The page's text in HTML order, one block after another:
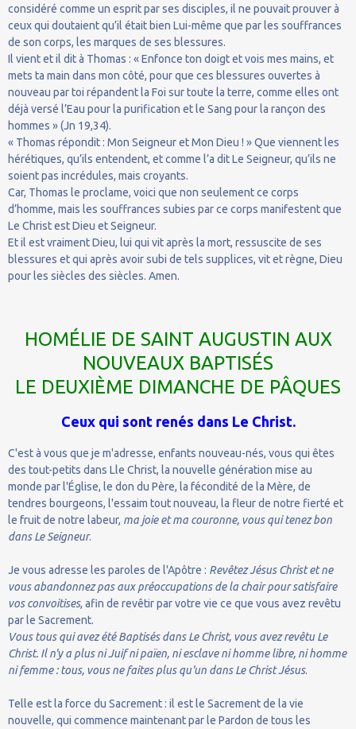
considéré comme un esprit par ses disciples, il ne pouvait prouver à
ceux qui doutaient qu’il était bien Lui-même que par les souffrances
de son corps, les marques de ses blessures.
Il vient et il dit à Thomas : « Enfonce ton doigt et vois mes mains, et
mets ta main dans mon côté, pour que ces blessures ouvertes à
nouveau par toi répandent la Foi sur toute la terre, comme elles ont
déjà versé l’Eau pour la purification et le Sang pour la rançon des
hommes » (Jn 19,34).
« Thomas répondit : Mon Seigneur et Mon Dieu ! » Que viennent les
hérétiques, qu’ils entendent, et comme l’a dit Le Seigneur, qu’ils ne
soient pas incrédules, mais croyants.
Car, Thomas le proclame, voici que non seulement ce corps
d’homme, mais les souffrances subies par ce corps manifestent que
Le Christ est Dieu et Seigneur.
Et il est vraiment Dieu, lui qui vit après la mort, ressuscite de ses
blessures et qui après avoir subi de tels supplices, vit et règne, Dieu
pour les siècles des siècles. Amen.
HOMÉLIE DE SAINT AUGUSTIN AUX
NOUVEAUX BAPTISÉS
LE DEUXIÈME DIMANCHE DE PÂQUES
Ceux qui sont renés dans Le Christ.
C'est à vous que je m'adresse, enfants nouveau-nés, vous qui êtes
des tout-petits dans Lle Christ, la nouvelle génération mise au
monde par l'Église, le don du Père, la fécondité de la Mère, de
tendres bourgeons, l'essaim tout nouveau, la fleur de notre fierté et
le fruit de notre labeur, ma joie et ma couronne, vous qui tenez bon
dans Le Seigneur.
Je vous adresse les paroles de l'Apôtre : Revêtez Jésus Christ et ne
vous abandonnez pas aux préoccupations de la chair pour satisfaire
vos convoitises, afin de revêtir par votre vie ce que vous avez revêtu
par le Sacrement.
Vous tous qui avez été Baptisés dans Le Christ, vous avez revêtu Le
Christ. Il n'y a plus ni Juif ni païen, ni esclave ni homme libre, ni homme
ni femme : tous, vous ne faites plus qu'un dans Le Christ Jésus.
Telle est la force du Sacrement : il est le Sacrement de la vie
nouvelle, qui commence maintenant par le Pardon de tous les